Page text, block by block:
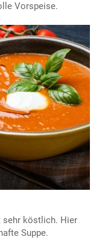
Vorspeise.
sehr köstlich. Hier
Suppe.